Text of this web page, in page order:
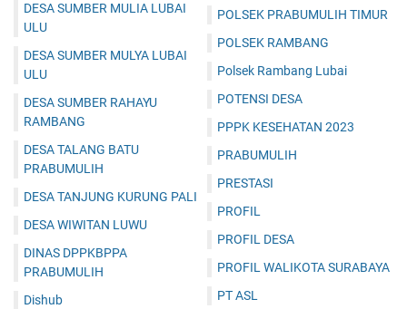
DESA SUMBER MULIA LUBAI
ULU
DESA SUMBER MULYA LUBAI
ULU
DESA SUMBER RAHAYU
RAMBANG
DESA TALANG BATU
PRABUMULIH
DESA TANJUNG KURUNG PALI
DESA WIWITAN LUWU
DINAS DPPKBPPA
PRABUMULIH
Dishub
POLSEK PRABUMULIH TIMUR
POLSEK RAMBANG
Polsek Rambang Lubai
POTENSI DESA
PPPK KESEHATAN 2023
PRABUMULIH
PRESTASI
PROFIL
PROFIL DESA
PROFIL WALIKOTA SURABAYA
PT ASL